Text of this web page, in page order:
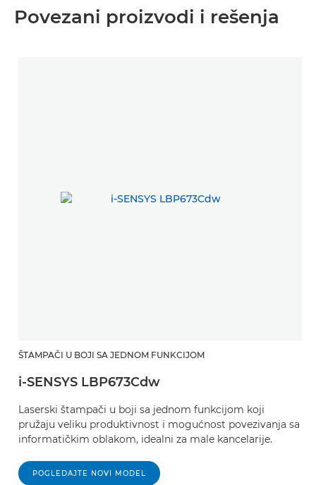
Povezani proizvodi i rešenja
ŠTAMPAČI U BOJI SA JEDNOM FUNKCIJOM
i-SENSYS LBP673Cdw
Laserski štampači u boji sa jednom funkcijom koji
pružaju veliku produktivnost i mogućnost povezivanja sa
informatičkim oblakom, idealni za male kancelarije.
POGLEDAJTE NOVI MODEL